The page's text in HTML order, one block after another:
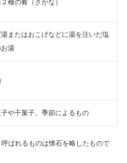
種の肴（さかな）
湯またはおこげなどに湯を注いだ塩
湯
や干菓子。季節によるもの
ばれるものは懐石を略したもので